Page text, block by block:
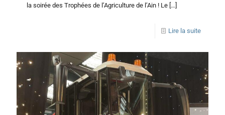
la soirée des Trophées de l’Agriculture de l’Ain ! Le […]
Lire la suite